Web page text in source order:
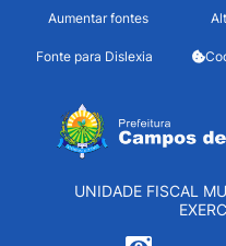
Seção de
Ir para o conteúdo
Ir para o menu
Ir para o rodapé
Aumentar fontes
Fonte para Dislexia
Seção
UNIDADE FISCAL